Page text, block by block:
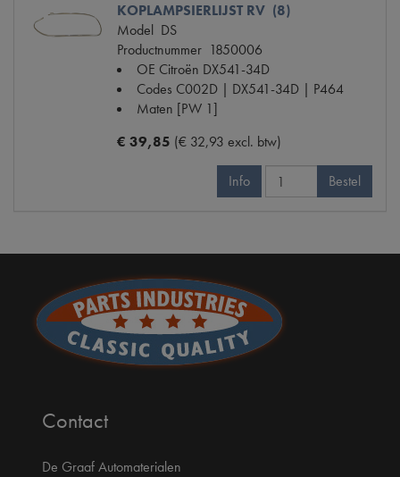
KOPLAMPSIERLIJST RV (8)
Model DS
Productnummer 1850006
OE Citroën DX541-34D
Codes C002D | DX541-34D | P464
Maten [PW 1]
€ 39,85 (€ 32,93 excl. btw)
Info Bestel
Contact
De Graaf Automaterialen